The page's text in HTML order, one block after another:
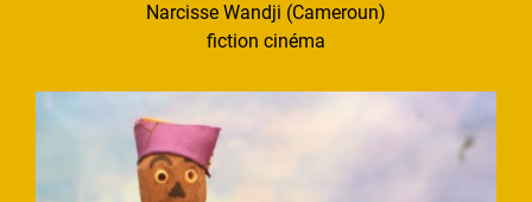
Narcisse Wandji (Cameroun)
fiction cinéma